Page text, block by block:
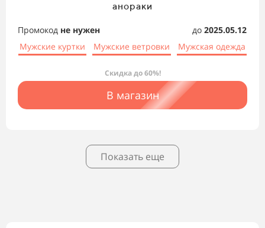
анораки
Промокод не нужен до 2025.05.12
Мужские куртки
Мужские ветровки Мужская одежда
Скидка до 60%!
В магазин
Показать еще